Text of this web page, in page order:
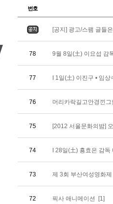
번호
[공지] 광고/스팸 글들
78 9월 8일(土) 이요섭 감
77 I 1일(土) 이진구 • 임
76 머리카락길고안경낀
75 [2012 서울문화의밤]
74 I 28일(土) 횽효은 감독
73 제 3회 부산여성영화
72 픽사 애니메이션 [1]